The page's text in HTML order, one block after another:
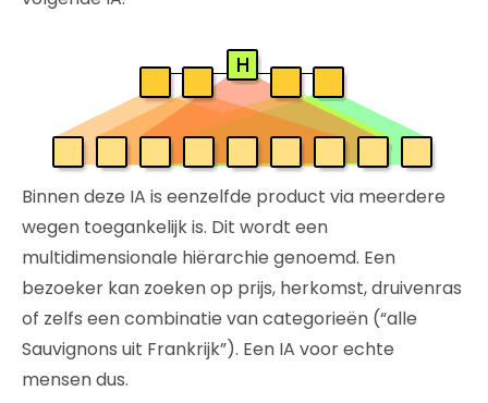
Binnen deze IA is eenzelfde product via meerdere
wegen toegankelijk is. Dit wordt een
multidimensionale hiërarchie genoemd. Een
bezoeker kan zoeken op prijs, herkomst, druivenras
of zelfs een combinatie van categorieën (“alle
Sauvignons uit Frankrijk”). Een IA voor echte
mensen dus.